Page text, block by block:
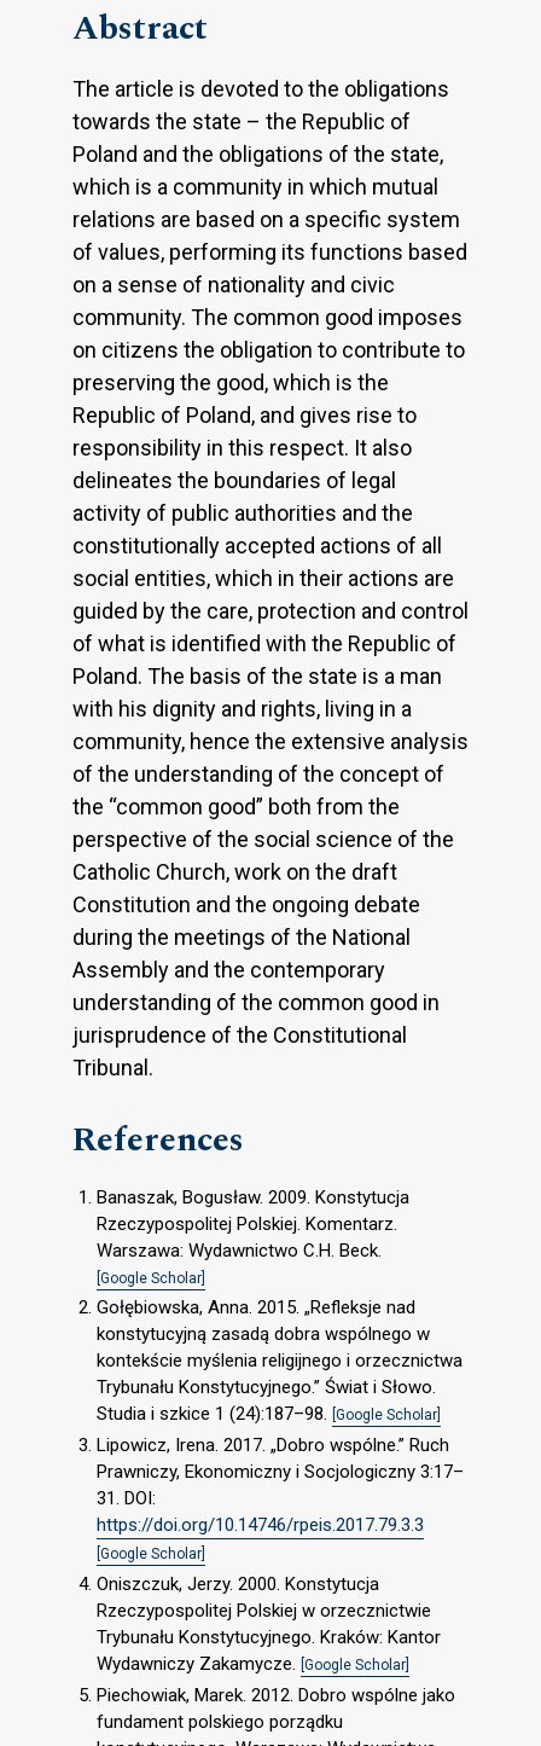
Abstract
The article is devoted to the obligations
towards the state – the Republic of
Poland and the obligations of the state,
which is a community in which mutual
relations are based on a specific system
of values, performing its functions based
on a sense of nationality and civic
community. The common good imposes
on citizens the obligation to contribute to
preserving the good, which is the
Republic of Poland, and gives rise to
responsibility in this respect. It also
delineates the boundaries of legal
activity of public authorities and the
constitutionally accepted actions of all
social entities, which in their actions are
guided by the care, protection and control
of what is identified with the Republic of
Poland. The basis of the state is a man
with his dignity and rights, living in a
community, hence the extensive analysis
of the understanding of the concept of
the “common good” both from the
perspective of the social science of the
Catholic Church, work on the draft
Constitution and the ongoing debate
during the meetings of the National
Assembly and the contemporary
understanding of the common good in
jurisprudence of the Constitutional
Tribunal.
References
Banaszak, Bogusław. 2009. Konstytucja
Rzeczypospolitej Polskiej. Komentarz.
Warszawa: Wydawnictwo C.H. Beck.
[Google Scholar]
Gołębiowska, Anna. 2015. „Refleksje nad
konstytucyjną zasadą dobra wspólnego w
kontekście myślenia religijnego i orzecznictwa
Trybunału Konstytucyjnego.” Świat i Słowo.
Studia i szkice 1 (24):187–98. [Google Scholar]
Lipowicz, Irena. 2017. „Dobro wspólne.” Ruch
Prawniczy, Ekonomiczny i Socjologiczny 3:17–
31. DOI:
https://doi.org/10.14746/rpeis.2017.79.3.3
[Google Scholar]
Oniszczuk, Jerzy. 2000. Konstytucja
Rzeczypospolitej Polskiej w orzecznictwie
Trybunału Konstytucyjnego. Kraków: Kantor
Wydawniczy Zakamycze. [Google Scholar]
Piechowiak, Marek. 2012. Dobro wspólne jako
fundament polskiego porządku